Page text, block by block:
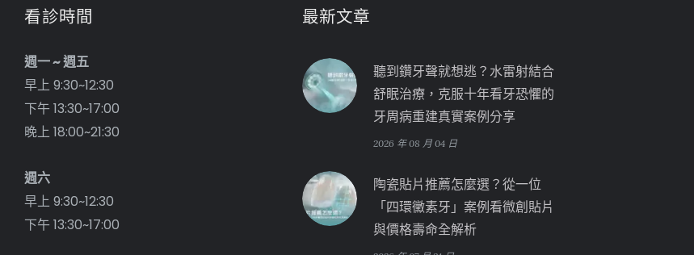
看診時間
週一 ~ 週五
早上 9:30~12:30
下午 13:30~17:00
晚上 18:00~21:30
週六
早上 9:30~12:30
下午 13:30~17:00
最新文章
聽到鑽牙聲就想逃？水雷射結合
舒眠治療，克服十年看牙恐懼的
牙周病重建真實案例分享
2026 年 08 月 04 日
陶瓷貼片推薦怎麼選？從一位
「四環黴素牙」案例看微創貼片
與價格壽命全解析